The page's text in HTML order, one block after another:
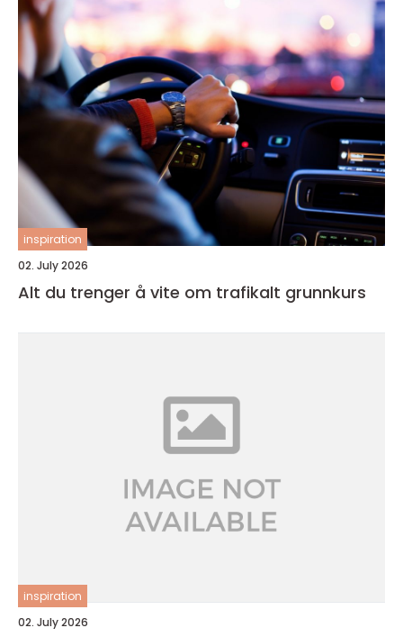
inspiration
02. July 2026
Alt du trenger å vite om trafikalt grunnkurs
inspiration
02. July 2026